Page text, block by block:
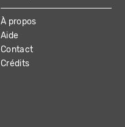
À propos
Aide
Contact
Crédits